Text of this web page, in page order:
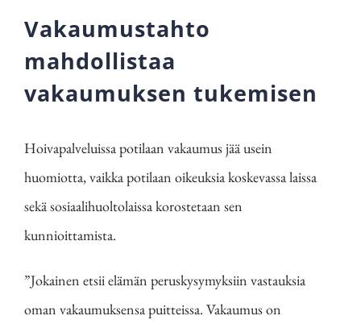
Vakaumustahto
mahdollistaa
vakaumuksen tukemisen
Hoivapalveluissa potilaan vakaumus jää usein
huomiotta, vaikka potilaan oikeuksia koskevassa laissa
sekä sosiaalihuoltolaissa korostetaan sen
kunnioittamista.
”Jokainen etsii elämän peruskysymyksiin vastauksia
oman vakaumuksensa puitteissa. Vakaumus on